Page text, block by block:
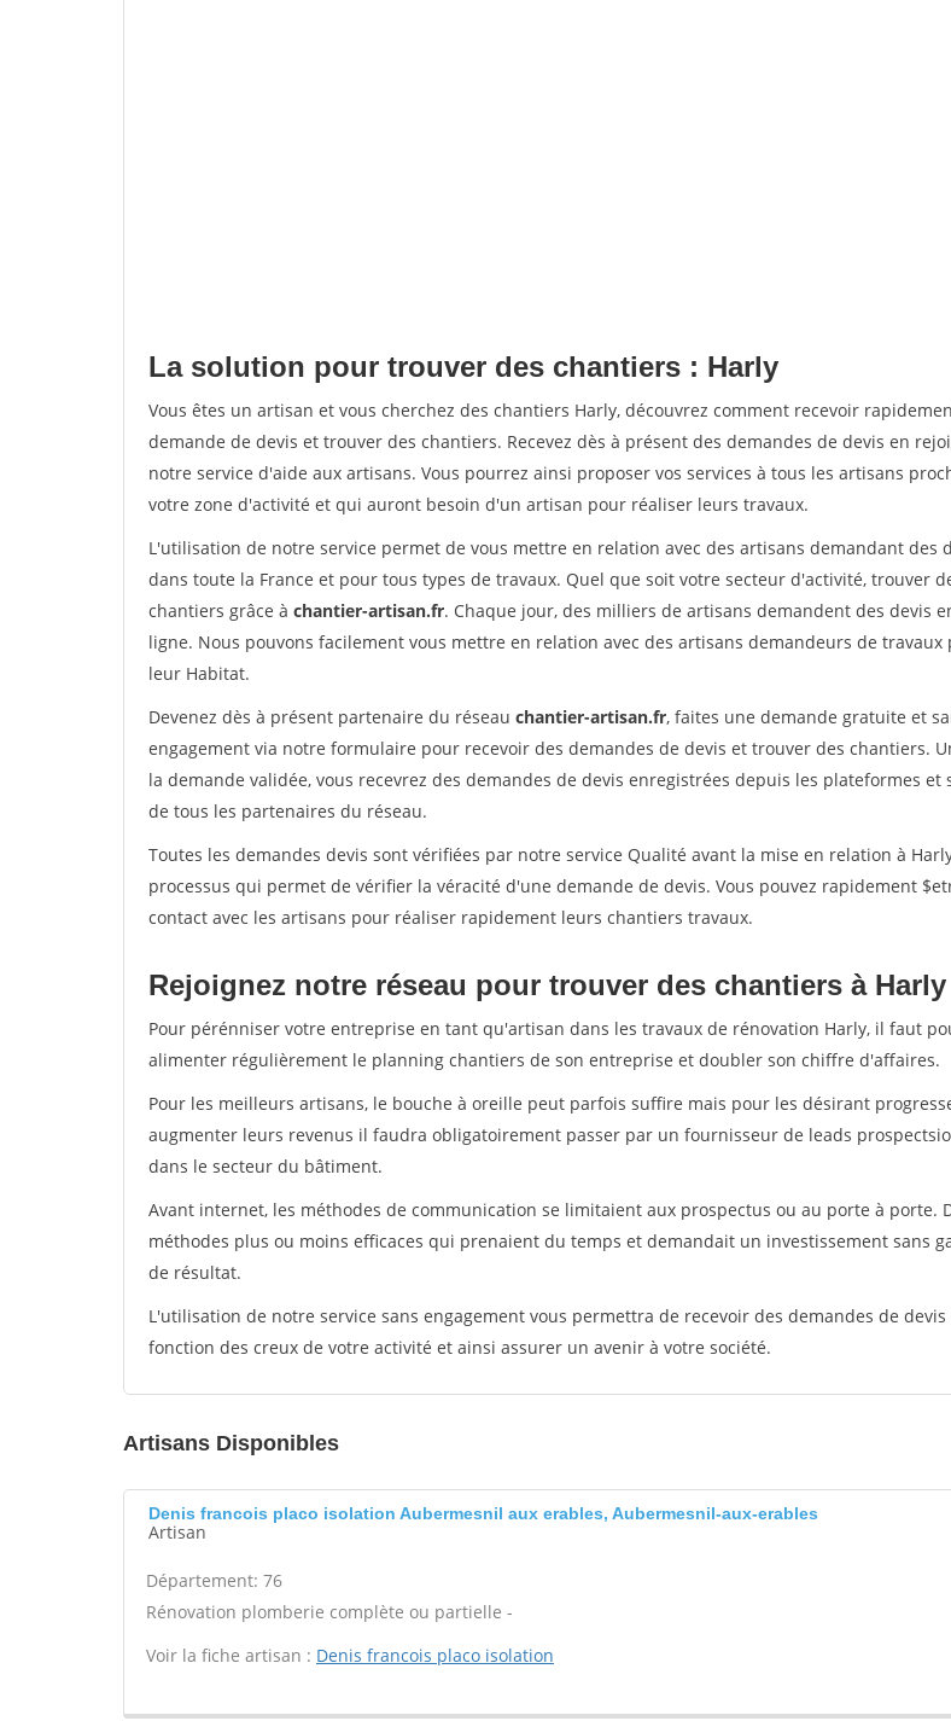
La solution pour trouver des chantiers : Harly
Vous êtes un artisan et vous cherchez des chantiers Harly, découvrez comment recevoir
demande de devis et trouver des chantiers. Recevez dès à présent des demandes de devis en
notre service d'aide aux artisans. Vous pourrez ainsi proposer vos services à tous les artisans
votre zone d'activité et qui auront besoin d'un artisan pour réaliser leurs travaux.
L'utilisation de notre service permet de vous mettre en relation avec des artisans demandant des
dans toute la France et pour tous types de travaux. Quel que soit votre secteur d'activité, trouver
chantiers grâce à chantier-artisan.fr. Chaque jour, des milliers de artisans demandent des devis
ligne. Nous pouvons facilement vous mettre en relation avec des artisans demandeurs de travaux
leur Habitat.
Devenez dès à présent partenaire du réseau chantier-artisan.fr, faites une demande gratuite et
engagement via notre formulaire pour recevoir des demandes de devis et trouver des chantiers.
la demande validée, vous recevrez des demandes de devis enregistrées depuis les plateformes et
de tous les partenaires du réseau.
Toutes les demandes devis sont vérifiées par notre service Qualité avant la mise en relation à
processus qui permet de vérifier la véracité d'une demande de devis. Vous pouvez rapidement
contact avec les artisans pour réaliser rapidement leurs chantiers travaux.
Rejoignez notre réseau pour trouver des chantiers à Harly
Pour pérénniser votre entreprise en tant qu'artisan dans les travaux de rénovation Harly, il faut
alimenter régulièrement le planning chantiers de son entreprise et doubler son chiffre d'affaires.
Pour les meilleurs artisans, le bouche à oreille peut parfois suffire mais pour les désirant
augmenter leurs revenus il faudra obligatoirement passer par un fournisseur de leads
dans le secteur du bâtiment.
Avant internet, les méthodes de communication se limitaient aux prospectus ou au porte à porte.
méthodes plus ou moins efficaces qui prenaient du temps et demandait un investissement sans
de résultat.
L'utilisation de notre service sans engagement vous permettra de recevoir des demandes de devis
fonction des creux de votre activité et ainsi assurer un avenir à votre société.
Artisans Disponibles
Denis francois placo isolation Aubermesnil aux erables, Aubermesnil-aux-erables
Artisan
Département: 76
Rénovation plomberie complète ou partielle -
Voir la fiche artisan : Denis francois placo isolation